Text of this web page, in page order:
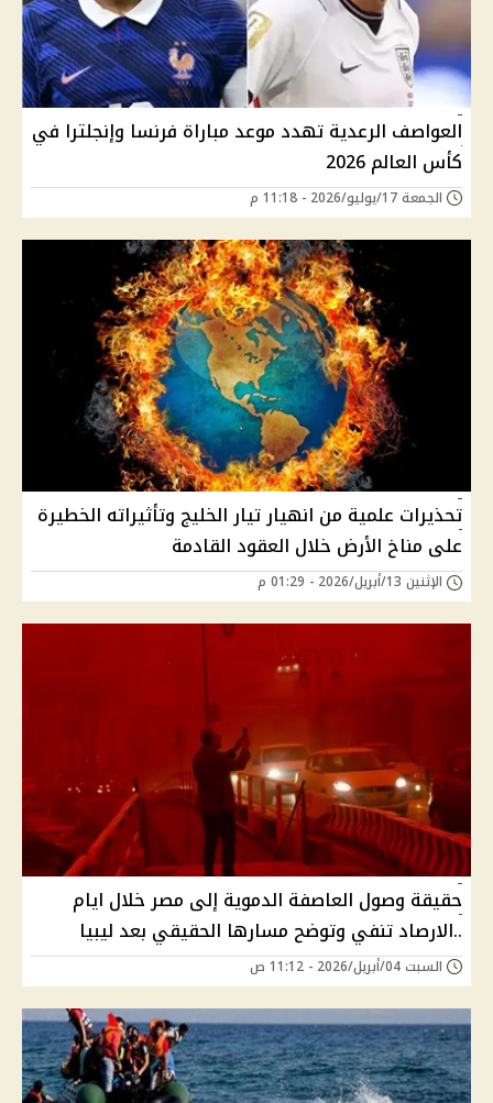
العواصف الرعدية تهدد موعد مباراة فرنسا وإنجلترا في
كأس العالم 2026
الجمعة 17/يوليو/2026 - 11:18 م
تحذيرات علمية من انهيار تيار الخليج وتأثيراته الخطيرة
على مناخ الأرض خلال العقود القادمة
الإثنين 13/أبريل/2026 - 01:29 م
حقيقة وصول العاصفة الدموية إلى مصر خلال ايام
..الارصاد تنفي وتوضح مسارها الحقيقي بعد ليبيا
السبت 04/أبريل/2026 - 11:12 ص